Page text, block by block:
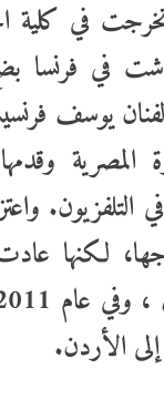
عام 1991 تخرجت في
في فرنسا
يوسف
المصرية
زواجها، لكنها
الأردن.